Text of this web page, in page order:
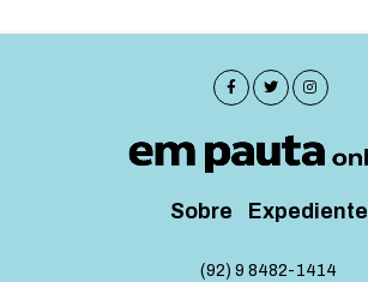
Sobre Expediente
(92) 9 8482-1414